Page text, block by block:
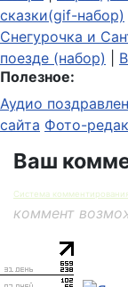
сказки(gif-набор)
Снегурочка и
поезде (набор)
Полезное:
Аудио
сайта Фото-
Ваш
Система
коммент